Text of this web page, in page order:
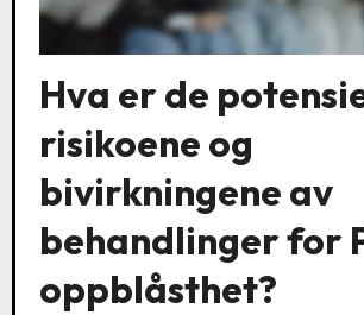
Hva er de
risikoene og
bivirkningene av
behandlinger for
oppblåsthet?